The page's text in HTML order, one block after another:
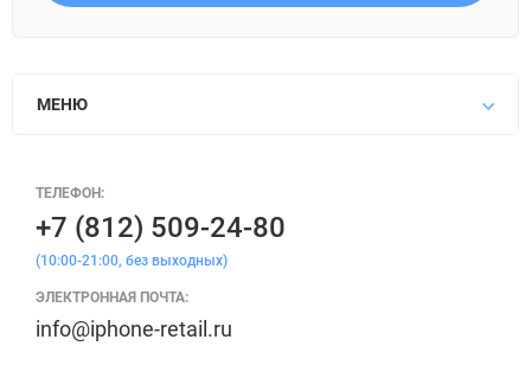
МЕНЮ
ТЕЛЕФОН:
+7 (812) 509-24-80
(10:00-21:00, без выходных)
ЭЛЕКТРОННАЯ ПОЧТА:
info@iphone-retail.ru